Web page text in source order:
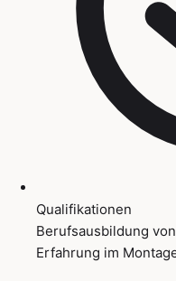
Qualifikationen
Berufsausbildung
Erfahrung im